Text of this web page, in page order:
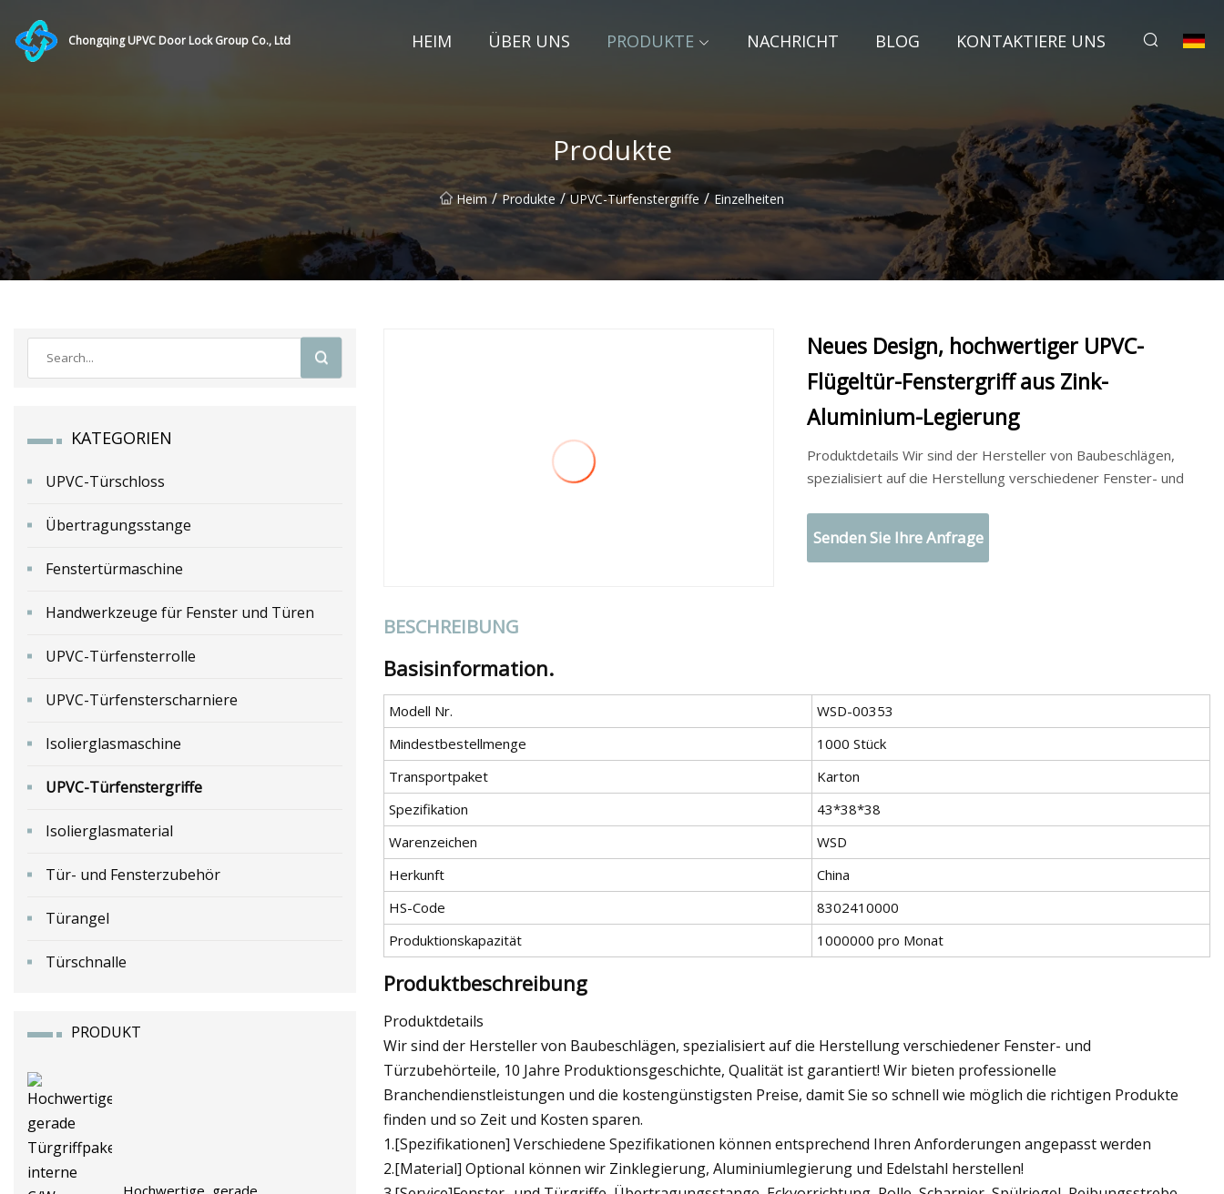
Chongqing UPVC Door Lock Group Co., Ltd HEIM ÜBER UNS PRODUKTE NACHRICHT BLOG KONTAKTIERE UNS
Produkte
Heim / Produkte / UPVC-Türfenstergriffe / Einzelheiten
KATEGORIEN
UPVC-Türschloss
Übertragungsstange
Fenstertürmaschine
Handwerkzeuge für Fenster und Türen
UPVC-Türfensterrolle
UPVC-Türfensterscharniere
Isolierglasmaschine
UPVC-Türfenstergriffe
Isolierglasmaterial
Tür- und Fensterzubehör
Türangel
Türschnalle
PRODUKT
Hochwertige, gerade
Neues Design, hochwertiger UPVC-
Flügeltür-Fenstergriff aus Zink-
Aluminium-Legierung
Produktdetails Wir sind der Hersteller von Baubeschlägen,
spezialisiert auf die Herstellung verschiedener Fenster- und
Senden Sie Ihre Anfrage
BESCHREIBUNG
Basisinformation.
Modell Nr.
WSD-00353
Mindestbestellmenge
1000 Stück
Transportpaket
Karton
Spezifikation
43*38*38
Warenzeichen
WSD
Herkunft
China
HS-Code
8302410000
Produktionskapazität
1000000 pro Monat
Produktbeschreibung
Produktdetails
Wir sind der Hersteller von Baubeschlägen, spezialisiert auf die Herstellung verschiedener Fenster- und
Türzubehörteile, 10 Jahre Produktionsgeschichte, Qualität ist garantiert! Wir bieten professionelle
Branchendienstleistungen und die kostengünstigsten Preise, damit Sie so schnell wie möglich die richtigen Produkte
finden und so Zeit und Kosten sparen.
1.[Spezifikationen] Verschiedene Spezifikationen können entsprechend Ihren Anforderungen angepasst werden
2.[Material] Optional können wir Zinklegierung, Aluminiumlegierung und Edelstahl herstellen!